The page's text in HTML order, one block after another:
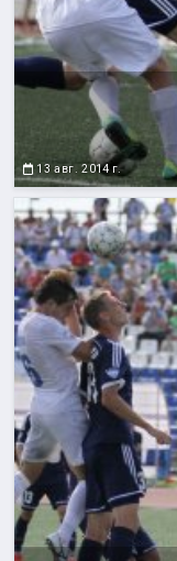
13 авг. 2014 г.